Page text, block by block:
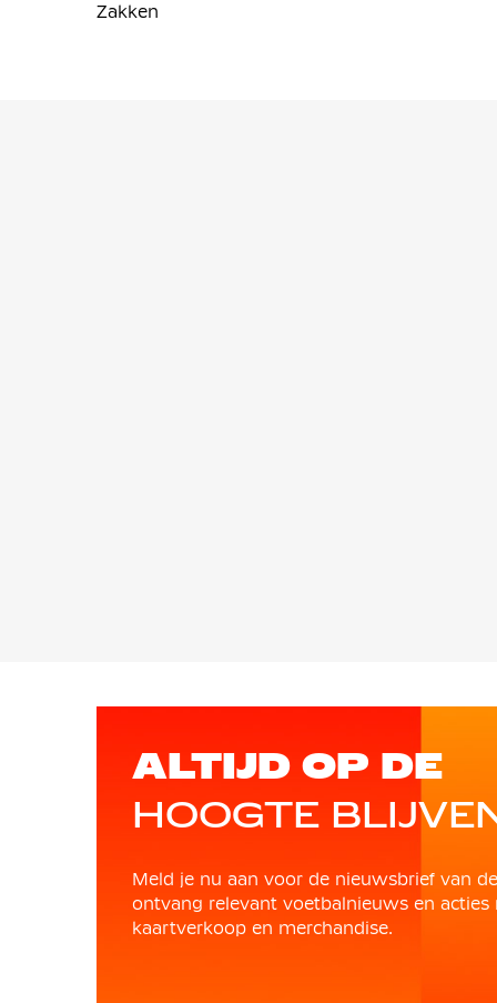
Zakken
ALTIJD OP DE
HOOGTE
Meld je nu aan voor de nieuwsbrief van
ontvang relevant voetbalnieuws en acties
kaartverkoop en merchandise.